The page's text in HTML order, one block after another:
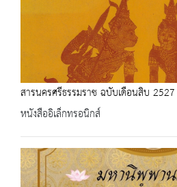
สารนครศรีธรรมราช ฉบับเดือนสิบ 2527
หนังสืออิเล็กทรอนิกส์